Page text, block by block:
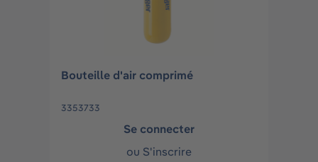
Bouteille d'air comprimé
3353733
Se connecter
ou S'inscrire